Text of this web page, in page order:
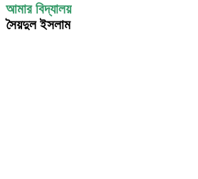
আমার বিদ্যালয়
সৈয়দুল ইসলাম